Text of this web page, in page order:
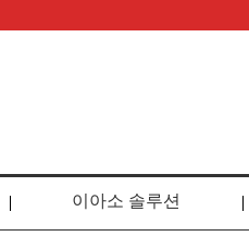
이아소 솔루션